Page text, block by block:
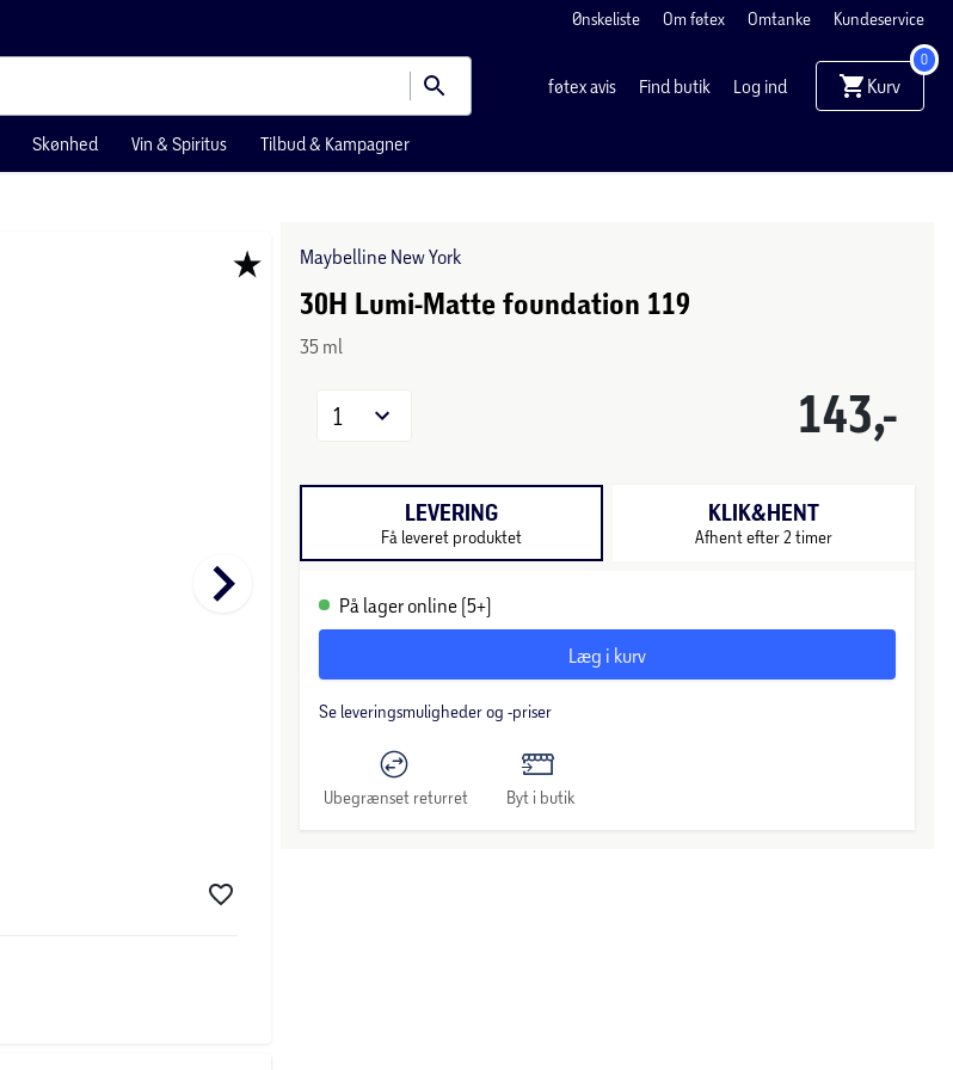
Ønskeliste Om føtex Omtanke Kundeservice
føtex avis Find butik Log ind Kurv
0
Skønhed Vin & Spiritus Tilbud & Kampagner
keyboard_arrow_right
Maybelline New York
30H Lumi-Matte foundation 119
35 ml
143,-
1
LEVERING
Få leveret produktet
KLIK&HENT
Afhent efter 2 timer
På lager online (5+)
Læg i kurv
Se leveringsmuligheder og -priser
Ubegrænset returret Byt i butik